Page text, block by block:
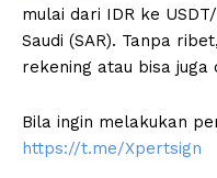
mulai dari IDR ke
Saudi (SAR). Tanpa
rekening atau bisa juga
Bila ingin melakukan
https://t.me/Xpertsign